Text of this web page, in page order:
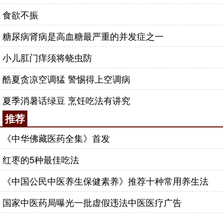
食欲不振
糖尿病肾病是高血糖最严重的并发症之一
小儿肛门痒须将蛲虫防
酷夏贪凉空调猛 警惕得上空调病
夏季消暑话绿豆 烹饪吃法有讲究
推荐
《中华佛藏医药全集》首发
红枣的5种最佳吃法
《中国公民中医养生保健素养》推荐十种常用养生法
国家中医药局曝光一批虚假违法中医医疗广告